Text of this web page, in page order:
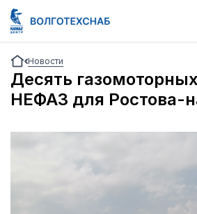
Новости
Десять
НЕФАЗ для Ростова-